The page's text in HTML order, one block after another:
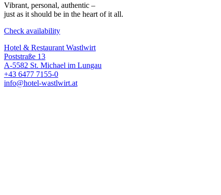
Vibrant, personal, authentic –
just as it should be in the heart of it all.
Check availability
Hotel & Restaurant Wastlwirt
Poststraße 13
A-5582 St. Michael im Lungau
+43 6477 7155-0
info@hotel-wastlwirt.at